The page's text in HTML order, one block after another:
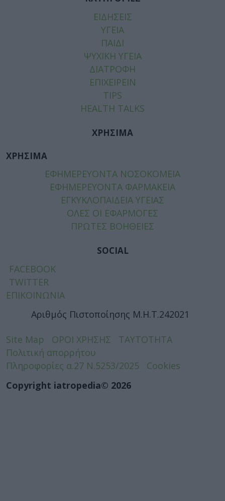
ΕΙΔΗΣΕΙΣ
ΥΓΕΙΑ
ΠΑΙΔΙ
ΨΥΧΙΚΗ ΥΓΕΙΑ
ΔΙΑΤΡΟΦΗ
ΕΠΙΧΕΙΡΕΙΝ
TIPS
HEALTH TALKS
ΧΡΗΣΙΜΑ
ΧΡΗΣΙΜΑ
ΕΦΗΜΕΡΕΥΟΝΤΑ ΝΟΣΟΚΟΜΕΙΑ
ΕΦΗΜΕΡΕΥΟΝΤΑ ΦΑΡΜΑΚΕΙΑ
ΕΓΚΥΚΛΟΠΑΙΔΕΙΑ ΥΓΕΙΑΣ
ΟΛΕΣ ΟΙ ΕΦΑΡΜΟΓΕΣ
ΠΡΩΤΕΣ ΒΟΗΘΕΙΕΣ
SOCIAL
FACEBOOK
TWITTER
ΕΠΙΚΟΙΝΩΝΙΑ
Αριθμός Πιστοποίησης Μ.Η.Τ.242021
Site Map ΟΡΟΙ ΧΡΗΣΗΣ
ΤΑΥΤΟΤΗΤΑ
Πολιτική απορρήτου
Πληροφορίες α.27 Ν.5253/2025
Cookies
Copyright iatropedia© 2026